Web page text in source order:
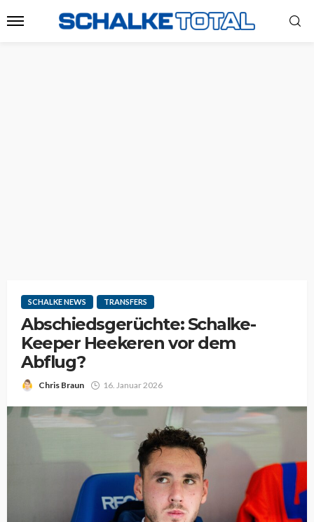
SCHALKE NEWS TRANSFERS
Abschiedsgerüchte: Schalke-
Keeper Heekeren vor dem
Abflug?
Chris Braun 16. Januar 2026